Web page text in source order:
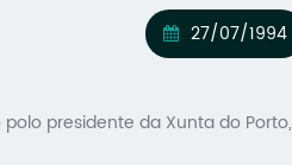
27/07/1994
presidente da Xunta do Porto,